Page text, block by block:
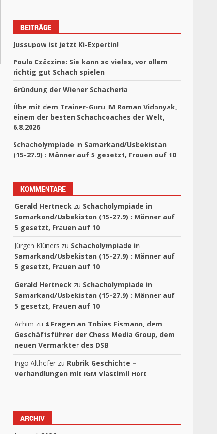
BEITRÄGE
Jussupow ist jetzt Ki-Expertin!
Paula Czäczine: Sie kann so vieles, vor allem
richtig gut Schach spielen
Gründung der Wiener Schacheria
Übe mit dem Trainer-Guru IM Roman Vidonyak,
einem der besten Schachcoaches der Welt,
6.8.2026
Schacholympiade in Samarkand/Usbekistan
(15-27.9) : Männer auf 5 gesetzt, Frauen auf 10
KOMMENTARE
Gerald Hertneck zu Schacholympiade in
Samarkand/Usbekistan (15-27.9) : Männer auf
5 gesetzt, Frauen auf 10
Jürgen Klüners zu Schacholympiade in
Samarkand/Usbekistan (15-27.9) : Männer auf
5 gesetzt, Frauen auf 10
Gerald Hertneck zu Schacholympiade in
Samarkand/Usbekistan (15-27.9) : Männer auf
5 gesetzt, Frauen auf 10
Achim zu 4 Fragen an Tobias Eismann, dem
Geschäftsführer der Chess Media Group, dem
neuen Vermarkter des DSB
Ingo Althöfer zu Rubrik Geschichte –
Verhandlungen mit IGM Vlastimil Hort
ARCHIV